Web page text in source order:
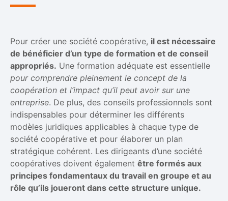
Pour créer une société coopérative, il est nécessaire
de bénéficier d’un type de formation et de conseil
appropriés. Une formation adéquate est essentielle
pour comprendre pleinement le concept de la
coopération et l’impact qu’il peut avoir sur une
entreprise. De plus, des conseils professionnels sont
indispensables pour déterminer les différents
modèles juridiques applicables à chaque type de
société coopérative et pour élaborer un plan
stratégique cohérent. Les dirigeants d’une société
coopératives doivent également être formés aux
principes fondamentaux du travail en groupe et au
rôle qu’ils joueront dans cette structure unique.